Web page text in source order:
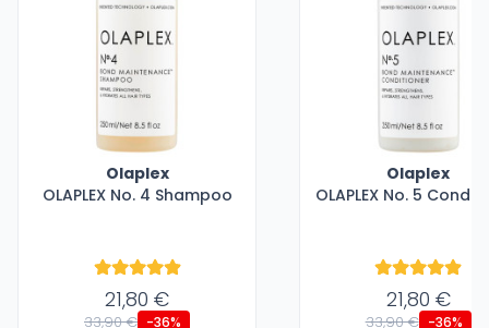
Olaplex
OLAPLEX No. 4 Shampoo
21,80 €
33,90 € -36%
Olaplex
OLAPLEX No. 5
21,80 €
33,90 € -36%